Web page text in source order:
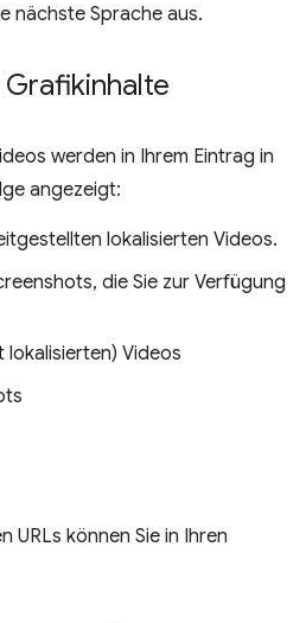
nächste Sprache aus.
werden in Ihrem Eintrag in
angezeigt:
lokalisierten Videos.
die Sie zur Verfügung
lokalisierten) Videos
URLs können Sie in Ihren